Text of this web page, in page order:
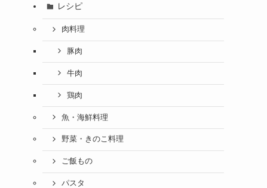
レシピ
肉料理
豚肉
牛肉
鶏肉
魚・海鮮料理
野菜・きのこ料理
ご飯もの
パスタ